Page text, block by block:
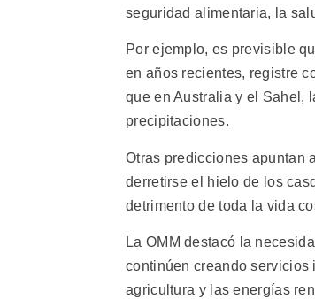
seguridad alimentaria, la
Por ejemplo, es previsible
en años recientes, registre
que en Australia y el Sahel,
precipitaciones.
Otras predicciones apuntan
derretirse el hielo de los
detrimento de toda la vida
La OMM destacó la
continúen creando
agricultura y las energías